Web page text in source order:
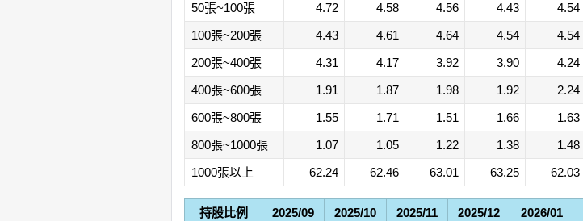
50張~100張
4.72 4.58 4.56 4.43 4.54
100張~200張
4.43 4.61 4.64 4.54 4.54
200張~400張
4.31 4.17 3.92 3.90 4.24
400張~600張
1.91 1.87 1.98 1.92 2.24
600張~800張
1.55 1.71 1.51 1.66 1.63
800張~1000張
1.07 1.05 1.22 1.38 1.48
1000張以上
62.24 62.46 63.01 63.25 62.03
持股比例 2025/09 2025/10 2025/11 2025/12 2026/01